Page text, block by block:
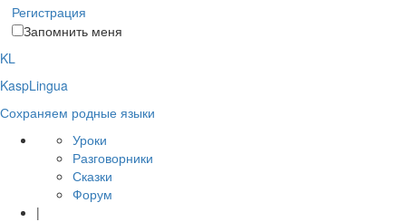
Регистрация
Запомнить меня
KL
KaspLingua
Сохраняем родные языки
Уроки
Разговорники
Сказки
Форум
|